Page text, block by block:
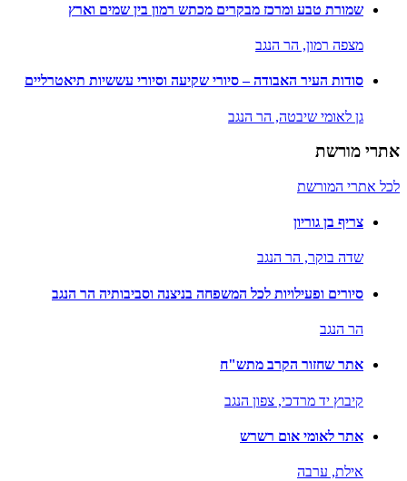
שמורת טבע ומרכז מבקרים מכתש רמון בין שמים וארץ
מצפה רמון, הר הנגב
סודות העיר האבודה – סיורי שקיעה וסיורי עששיות תיאטרליים
גן לאומי שיבטה, הר הנגב
אתרי מורשת
לכל אתרי המורשת
צריף בן גוריון
שדה בוקר, הר הנגב
סיורים ופעילויות לכל המשפחה בניצנה וסביבותיה הר הנגב
הר הנגב
אתר שחזור הקרב מתש"ח
קיבוץ יד מרדכי, צפון הנגב
אתר לאומי אום רשרש
אילת, ערבה